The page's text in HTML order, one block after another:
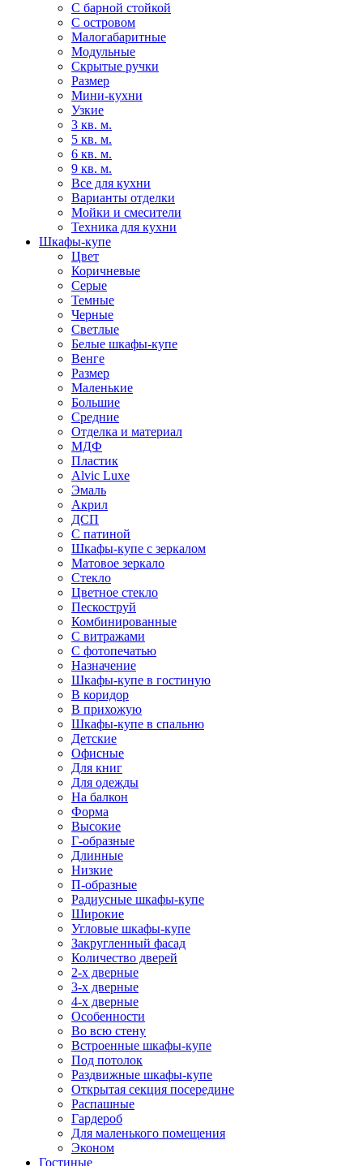
С барной стойкой
С островом
Малогабаритные
Модульные
Скрытые ручки
Размер
Мини-кухни
Узкие
3 кв. м.
5 кв. м.
6 кв. м.
9 кв. м.
Все для кухни
Варианты отделки
Мойки и смесители
Техника для кухни
Шкафы-купе
Цвет
Коричневые
Серые
Темные
Черные
Светлые
Белые шкафы-купе
Венге
Размер
Маленькие
Большие
Средние
Отделка и материал
МДФ
Пластик
Alvic Luxe
Эмаль
Акрил
ДСП
С патиной
Шкафы-купе с зеркалом
Матовое зеркало
Стекло
Цветное стекло
Пескоструй
Комбинированные
С витражами
С фотопечатью
Назначение
Шкафы-купе в гостиную
В коридор
В прихожую
Шкафы-купе в спальню
Детские
Офисные
Для книг
Для одежды
На балкон
Форма
Высокие
Г-образные
Длинные
Низкие
П-образные
Радиусные шкафы-купе
Широкие
Угловые шкафы-купе
Закругленный фасад
Количество дверей
2-х дверные
3-х дверные
4-х дверные
Особенности
Во всю стену
Встроенные шкафы-купе
Под потолок
Раздвижные шкафы-купе
Открытая секция посередине
Распашные
Гардероб
Для маленького помещения
Эконом
Гостиные